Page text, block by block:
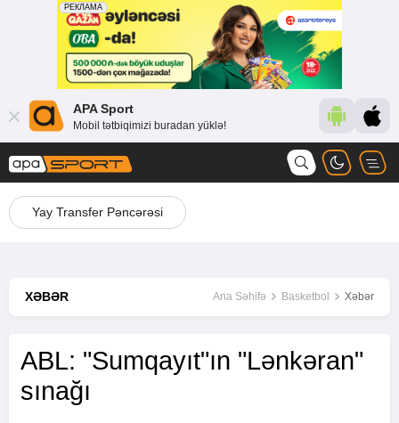
APA Sport
Mobil tətbiqimizi buradan yüklə!
Yay Transfer Pəncərəsi
XƏBƏR Ana Səhifə Basketbol Xəbər
ABL: "Sumqayıt"ın "Lənkəran"
sınağı